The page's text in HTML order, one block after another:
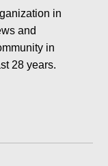
in
and
in
28 years.